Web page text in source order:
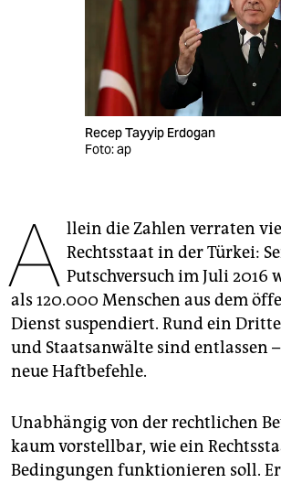
veranstaltungen
abo
genossenschaft
epaper login
Recep Tayyip Erdogan
Foto: ap
A llein die Zahlen verraten
Rechtsstaat in der Türkei:
Putschversuch im Juli 2016
als 120.000 Menschen aus dem
Dienst suspendiert. Rund ein
und Staatsanwälte sind entlassen
neue Haftbefehle.
Unabhängig von der rechtlichen
kaum vorstellbar, wie ein
Bedingungen funktionieren soll.